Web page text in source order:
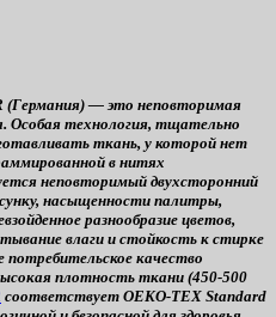
(Германия)— это неповторимая
Особая технология, тщательно
ткань, у которой нет
в нитях
неповторимый двухсторонний
насыщенности палитры,
разнообразие цветов,
влаги и стойкость к стирке
потребительское качество
плотность ткани (450-500
соответствует OEKO-TEX Standard